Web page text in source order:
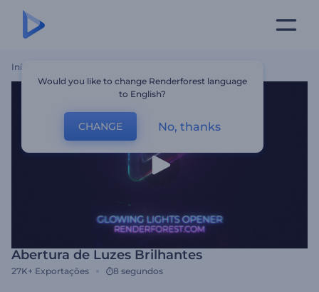
Início
Abertura de Luzes Brilhantes
27K+ Exportações 8 segundos
Would you like to change Renderforest language
to English?
CHANGE No, thanks